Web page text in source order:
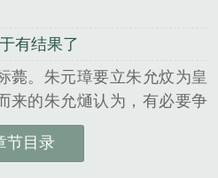
有结果了
薨。朱元璋要立朱允炆为皇
来的朱允熥认为，有必要争
等到建文三傻一顿折腾，四
下时，自己连当逍遥王爷的
节目录